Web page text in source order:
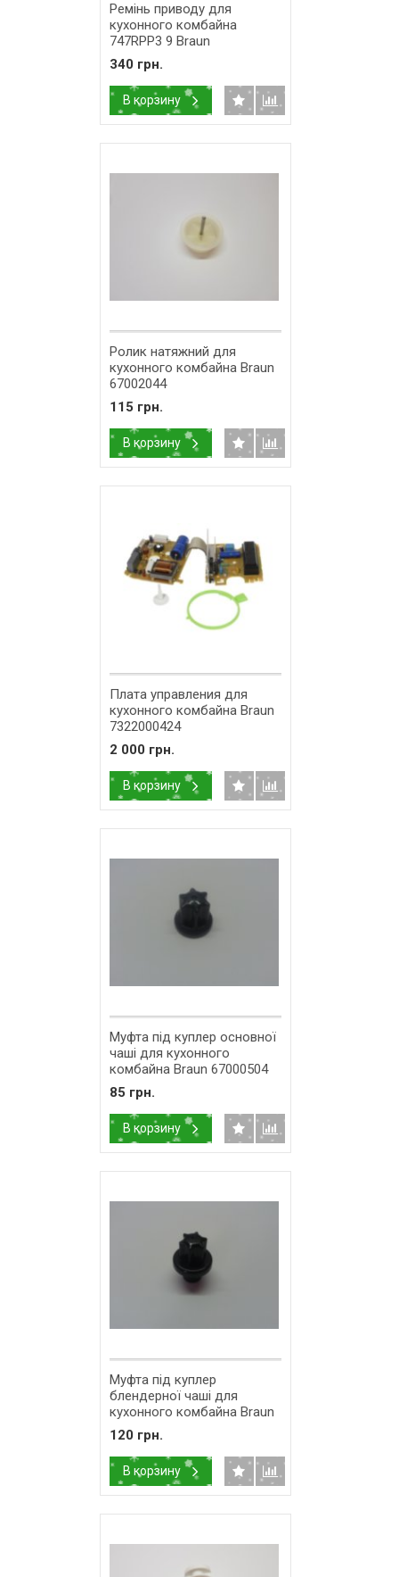
Ремінь приводу для
кухонного комбайна
747RPP3 9 Braun
7322010904 (67002497)
340 грн.
В корзину
Ролик натяжний для
кухонного комбайна Braun
67002044
115 грн.
В корзину
Плата управления для
кухонного комбайна Braun
7322000424
2 000 грн.
В корзину
Муфта під куплер основної
чаші для кухонного
комбайна Braun 67000504
85 грн.
В корзину
Муфта під куплер
блендерної чаші для
кухонного комбайна Braun
К700 67000496
120 грн.
В корзину